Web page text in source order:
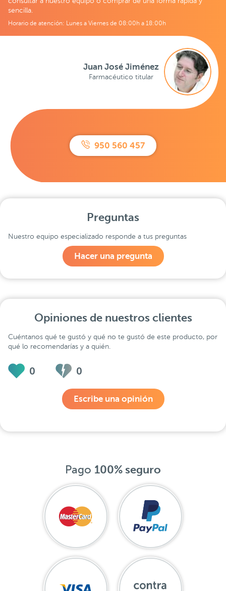
sencilla.
Horario de atención: Lunes a Viernes de 08:00h a 18:00h
950 560 457
Juan José Jiménez
Farmacéutico titular
Preguntas
Nuestro equipo especializado responde a tus preguntas
Hacer una pregunta
Opiniones de nuestros clientes
Cuéntanos qué te gustó y qué no te gustó de este producto, por
qué lo recomendarías y a quién.
0 0
Escribe una opinión
Pago 100% seguro